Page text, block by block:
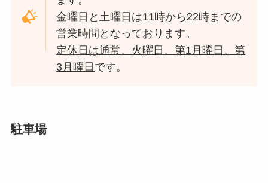
金曜日と土曜日は11時から22時までの
営業時間となっております。
定休日は通常、火曜日、第1月曜日、第
3月曜日 です。
駐車場